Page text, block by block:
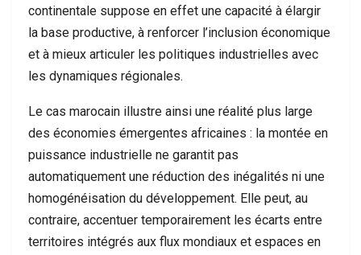
continentale suppose en effet une capacité à élargir
la base productive, à renforcer l’inclusion économique
et à mieux articuler les politiques industrielles avec
les dynamiques régionales.
Le cas marocain illustre ainsi une réalité plus large
des économies émergentes africaines : la montée en
puissance industrielle ne garantit pas
automatiquement une réduction des inégalités ni une
homogénéisation du développement. Elle peut, au
contraire, accentuer temporairement les écarts entre
territoires intégrés aux flux mondiaux et espaces en